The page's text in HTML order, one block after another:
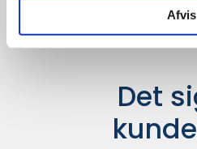
Afvis
Det